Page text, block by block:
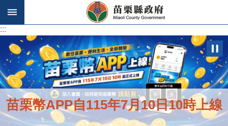
跳到主要內容區塊
:::
苗栗幣APP自115年7月10日10時上線